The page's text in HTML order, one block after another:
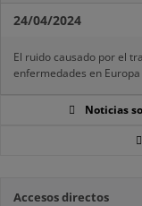
24/04/2024
El ruido causado por el
enfermedades en Europa
Noticias
Accesos directos